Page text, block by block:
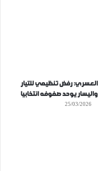
العسري: رفض تنظيمي للتيار
واليسار يوحد صفوفه انتخابيا
25/03/2026